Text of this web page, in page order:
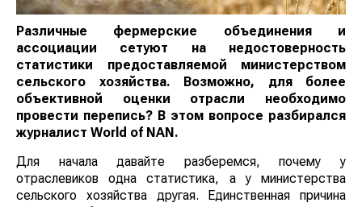
Различные фермерские объединения и
ассоциации сетуют на недостоверность
статистики предоставляемой министерством
сельского хозяйства. Возможно, для более
объективной оценки отрасли необходимо
провести перепись? В этом вопросе разбирался
журналист World of NAN.
Для начала давайте разберемся, почему у
отраслевиков одна статистика, а у министерства
сельского хозяйства другая. Единственная причина